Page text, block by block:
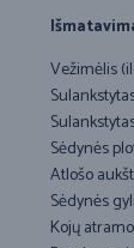
Vežimėlis
Sėdynės
Atlošo
Sėdynės
Kojų